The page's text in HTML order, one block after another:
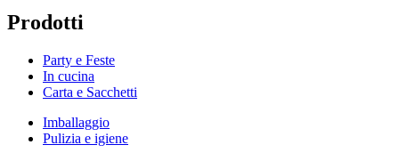
Prodotti
Party e Feste
In cucina
Carta e Sacchetti
Imballaggio
Pulizia e igiene